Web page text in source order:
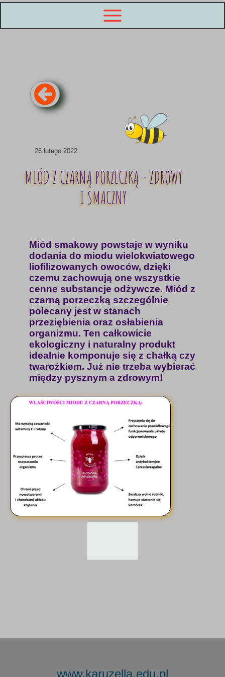
26 lutego 2022
MIÓD Z CZARNĄ PORZECZKĄ - ZDROWY
I SMACZNY
Miód smakowy powstaje w wyniku
dodania do miodu wielokwiatowego
liofilizowanych owoców, dzięki
czemu zachowują one wszystkie
cenne substancje odżywcze. Miód z
czarną porzeczką szczególnie
polecany jest w stanach
przeziębienia oraz osłabienia
organizmu. Ten całkowicie
ekologiczny i naturalny produkt
idealnie komponuje się z chałką czy
twarożkiem. Już nie trzeba wybierać
między pysznym a zdrowym!
www.karuzella.edu.pl